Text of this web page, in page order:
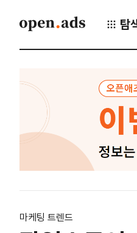
탐
마케팅 트렌드